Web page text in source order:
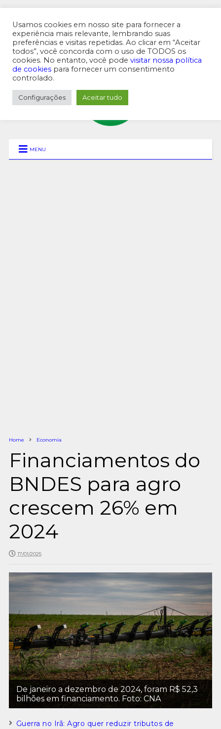
MENU SUPERIOR
MENU
Home Economia
Financiamentos do
BNDES para agro
crescem 26% em
2024
17/01/2025
De janeiro a dezembro de 2024, foram R$ 52,3
bilhões em financiamento. Foto: CNA
Guerra no Irã: Agro quer reduzir tributos de
Usamos cookies em nosso site para fornecer a
experiência mais relevante, lembrando suas
preferências e visitas repetidas. Ao clicar em “Aceitar
todos”, você concorda com o uso de TODOS os
cookies. No entanto, você pode visitar nossa política
de cookies para fornecer um consentimento
controlado.
Configurações Aceitar tudo